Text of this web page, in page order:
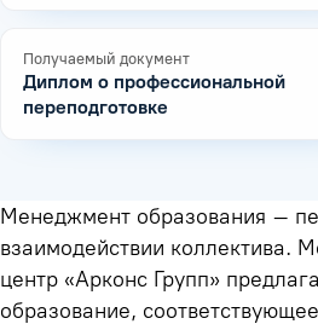
Получаемый документ
Диплом о профессиональной
переподготовке
Менеджмент образования –
взаимодействии коллектива.
центр «Арконс Групп»
образование,